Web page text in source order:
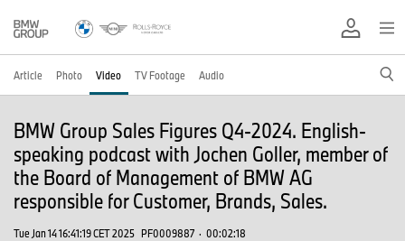
Article Photo Video TV Footage Audio
BMW Group Sales Figures Q4-2024. English-
speaking podcast with Jochen Goller, member of
the Board of Management of BMW AG
responsible for Customer, Brands, Sales.
Tue Jan 14 16:41:19 CET 2025 PF0009887 · 00:02:18